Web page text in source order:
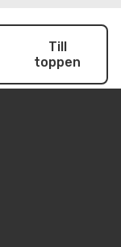
Till
toppen